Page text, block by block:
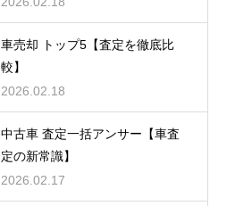
車売却 トップ5【査定を徹底比
較】
2026.02.18
中古車 査定一括アンサー【車査
定の新常識】
2026.02.17